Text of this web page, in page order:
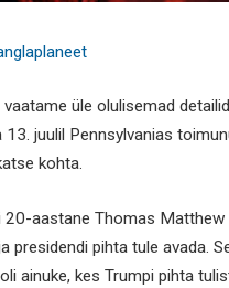
üle olulisemad
13. juulil Pennsylvanias
kohta.
20-aastane Thomas Matthew
presidendi pihta tule avada.
ainuke, kes Trumpi pihta